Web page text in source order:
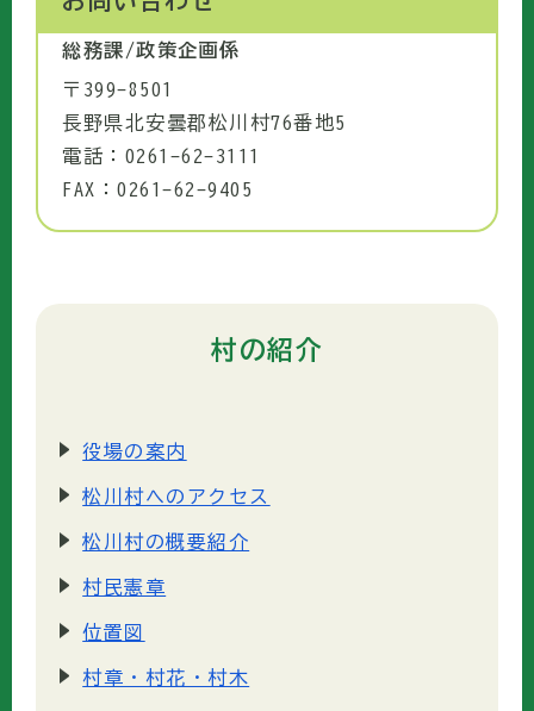
総務課/政策企画係
〒399-8501
長野県北安曇郡松川村76番地5
電話：0261-62-3111
FAX：0261-62-9405
村の紹介
役場の案内
松川村へのアクセス
松川村の概要紹介
村民憲章
位置図
村章・村花・村木